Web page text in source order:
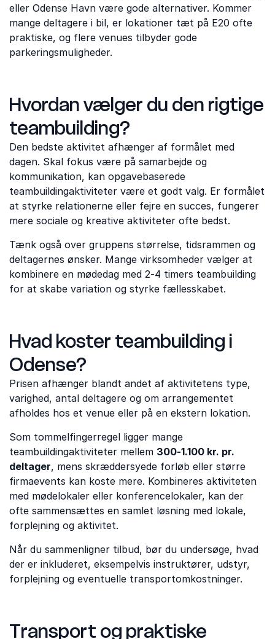
eller Odense Havn være gode alternativer. Kommer
mange deltagere i bil, er lokationer tæt på E20 ofte
praktiske, og flere venues tilbyder gode
parkeringsmuligheder.
Hvordan vælger du den rigtige
teambuilding?
Den bedste aktivitet afhænger af formålet med
dagen. Skal fokus være på samarbejde og
kommunikation, kan opgavebaserede
teambuildingaktiviteter være et godt valg. Er formålet
at styrke relationerne eller fejre en succes, fungerer
mere sociale og kreative aktiviteter ofte bedst.
Tænk også over gruppens størrelse, tidsrammen og
deltagernes ønsker. Mange virksomheder vælger at
kombinere en mødedag med 2-4 timers teambuilding
for at skabe variation og styrke fællesskabet.
Hvad koster teambuilding i
Odense?
Prisen afhænger blandt andet af aktivitetens type,
varighed, antal deltagere og om arrangementet
afholdes hos et venue eller på en ekstern lokation.
Som tommelfingerregel ligger mange
teambuildingaktiviteter mellem 300-1.100 kr. pr.
deltager, mens skræddersyede forløb eller større
firmaevents kan koste mere. Kombineres aktiviteten
med mødelokaler eller konferencelokaler, kan der
ofte sammensættes en samlet løsning med lokale,
forplejning og aktivitet.
Når du sammenligner tilbud, bør du undersøge, hvad
der er inkluderet, eksempelvis instruktører, udstyr,
forplejning og eventuelle transportomkostninger.
Transport og praktiske